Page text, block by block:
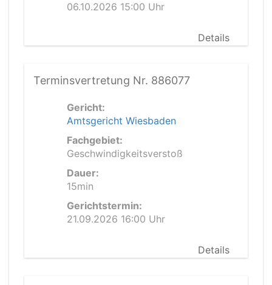
06.10.2026 15:00 Uhr
Details
Terminsvertretung Nr. 886077
Gericht:
Amtsgericht Wiesbaden
Fachgebiet:
Geschwindigkeitsverstoß
Dauer:
15min
Gerichtstermin:
21.09.2026 16:00 Uhr
Details